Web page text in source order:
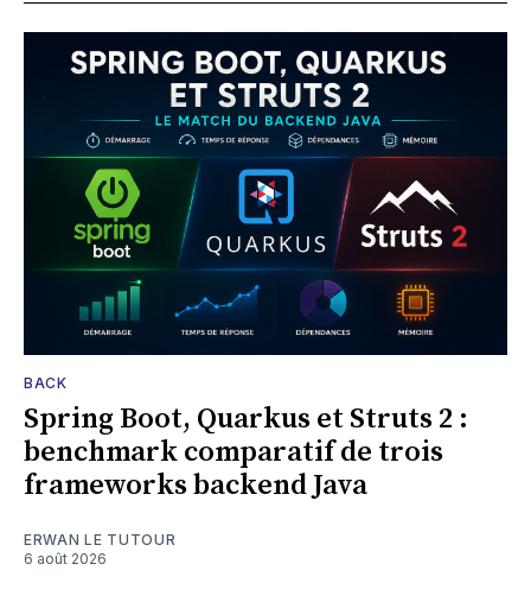
BACK
Spring Boot, Quarkus et Struts 2 :
benchmark comparatif de trois
frameworks backend Java
ERWAN LE TUTOUR
6 août 2026